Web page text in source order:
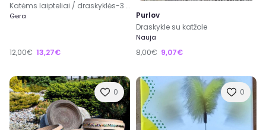
Katėms laipteliai / draskyklės-3 vnt
Gera
12,00€ 13,27€
Purlov
Draskykle su katžole
Nauja
8,00€ 9,07€
0 0